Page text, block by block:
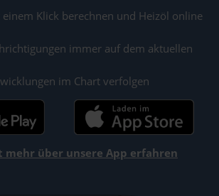
Klick berechnen und Heizöl online
immer auf dem aktuellen
im Chart verfolgen
mehr über unsere App erfahren